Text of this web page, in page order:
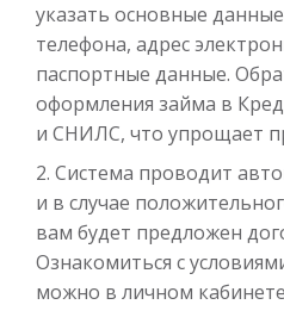
Моментальный
Сумма
Срок
указать основные
телефона, адрес
паспортные данные.
оформления займа в
и СНИЛС, что упрощает
Система проводит
и в случае
вам будет предложен
Ознакомиться с
можно в личном